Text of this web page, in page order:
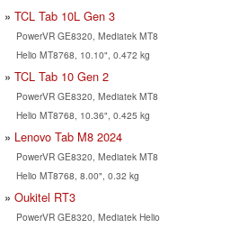
TCL Tab 10L Gen 3
PowerVR GE8320, Mediatek MT8
Helio MT8768, 10.10", 0.472 kg
TCL Tab 10 Gen 2
PowerVR GE8320, Mediatek MT8
Helio MT8768, 10.36", 0.425 kg
Lenovo Tab M8 2024
PowerVR GE8320, Mediatek MT8
Helio MT8768, 8.00", 0.32 kg
Oukitel RT3
PowerVR GE8320, Mediatek Helio